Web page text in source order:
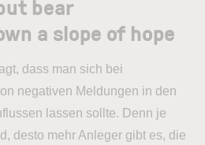
bear
a slope of hope
dass man sich bei
negativen Meldungen in den
lassen sollte. Denn je
desto mehr Anleger gibt es, die